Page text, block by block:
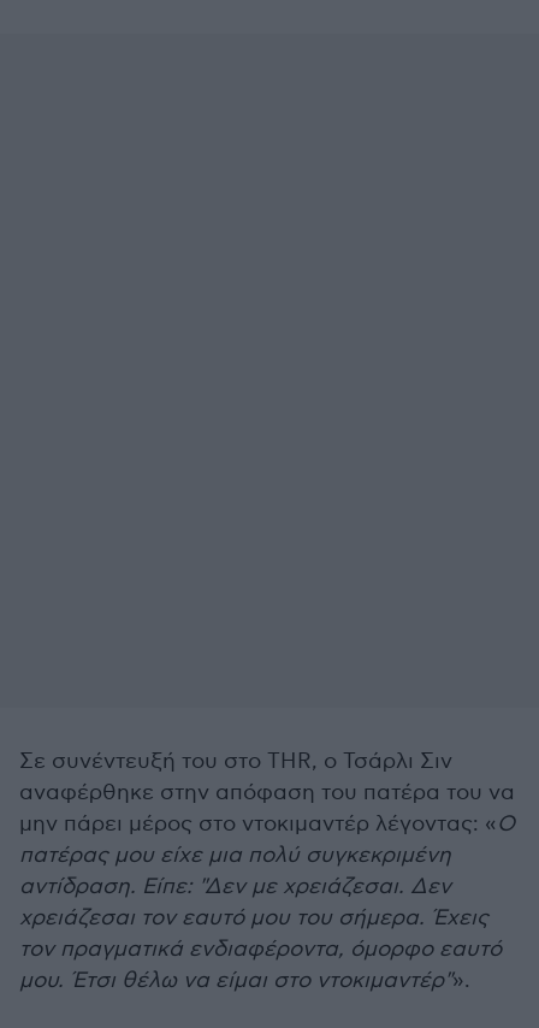
Σε συνέντευξή του στο THR, ο Τσάρλι Σιν
αναφέρθηκε στην απόφαση του πατέρα του να
μην πάρει μέρος στο ντοκιμαντέρ λέγοντας: «Ο
πατέρας μου είχε μια πολύ συγκεκριμένη
αντίδραση. Είπε: "Δεν με χρειάζεσαι. Δεν
χρειάζεσαι τον εαυτό μου του σήμερα. Έχεις
τον πραγματικά ενδιαφέροντα, όμορφο εαυτό
μου. Έτσι θέλω να είμαι στο ντοκιμαντέρ"».